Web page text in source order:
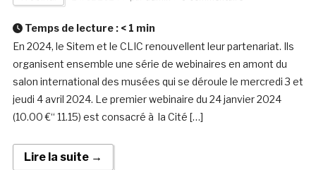
Temps de lecture : < 1 min
En 2024, le Sitem et le CLIC renouvellent leur partenariat. Ils
organisent ensemble une série de webinaires en amont du
salon international des musées qui se déroule le mercredi 3 et
jeudi 4 avril 2024. Le premier webinaire du 24 janvier 2024
(10.00 €“ 11.15) est consacré à la Cité […]
Lire la suite →